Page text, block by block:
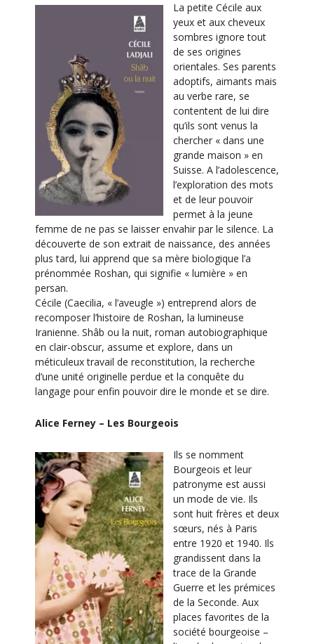
La petite Cécile aux
yeux et aux cheveux
sombres ignore tout
de ses origines
orientales. Ses parents
adoptifs, aimants mais
au verbe rare, se
contentent de lui dire
qu’ils sont venus la
chercher « dans une
grande maison » en
Suisse. A l’adolescence,
l’exploration des mots
et de leur pouvoir
permet à la jeune
femme de ne pas se laisser envahir par le silence. La
découverte de son extrait de naissance, des années
plus tard, lui apprend que sa mère biologique l’a
prénommée Roshan, qui signifie « lumière » en
persan.
Cécile (Caecilia, « l’aveugle ») entreprend alors de
recomposer l’histoire de Roshan, la lumineuse
Iranienne. Shâb ou la nuit, roman autobiographique
en clair-obscur, assume et explore, dans un
méticuleux travail de reconstitution, la recherche
d’une unité originelle perdue et la conquête du
langage pour enfin pouvoir dire le monde et se dire.
Alice Ferney – Les Bourgeois
Ils se nomment
Bourgeois et leur
patronyme est aussi
un mode de vie. Ils
sont huit frères et deux
sœurs, nés à Paris
entre 1920 et 1940. Ils
grandissent dans la
trace de la Grande
Guerre et les prémices
de la Seconde. Aux
places favorites de la
société bourgeoise –